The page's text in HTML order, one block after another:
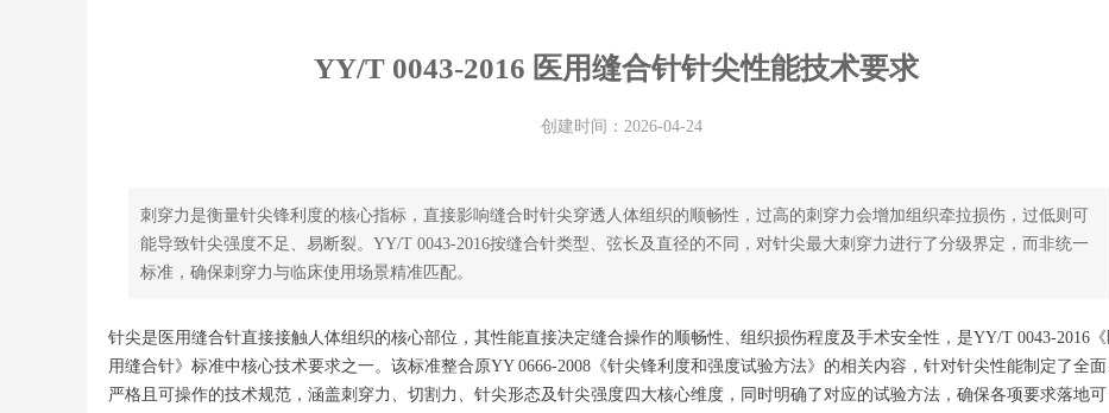
YY/T 0043-2016 医用缝合针针尖性能技术要求
针尖是医用缝合针直接接触人体组织的核心部位，其性能直接决定缝合操作的顺畅性、组织损伤程度及手术安全性，是YY/T 0043-2016《
用缝合针》标准中核心技术要求之一。该标准整合原YY 0666-2008《针尖锋利度和强度试验方法》的相关内容，针对针尖性能制定了全面
严格且可操作的技术规范，涵盖刺穿力、切割力、针尖形态及针尖强度四大核心维度，同时明确了对应的试验方法，确保各项要求落地可
刺穿力是衡量针尖锋利度的核心指标，直接影响缝合时针尖穿透人体组织的顺畅性，过高的刺穿力会增加组织牵拉损伤，过低则可
能导致针尖强度不足、易断裂。YY/T 0043-2016按缝合针类型、弦长及直径的不同，对针尖最大刺穿力进行了分级界定，而非统一
标准，确保刺穿力与临床使用场景精准匹配。
创建时间： 2026-04-24